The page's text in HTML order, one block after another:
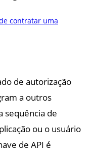
de autorização
a outros
sequência de
ou o usuário
de API é